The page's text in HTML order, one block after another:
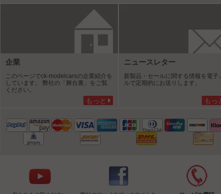
企業
このページでck-modelcarsの企業紹介を
しています。 弊社の「舞台裏」をご覧
ください。
もっと
ニュースレター
新製品・セールに関する情報を電子
ルで定期的にお送りします。
もっ